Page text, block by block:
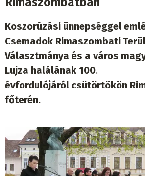
Koszorúzási ünnepséggel
Csemadok Rimaszombati
Választmánya és a város
Lujza halálának 100.
évfordulójáról csütörtökön
főterén.